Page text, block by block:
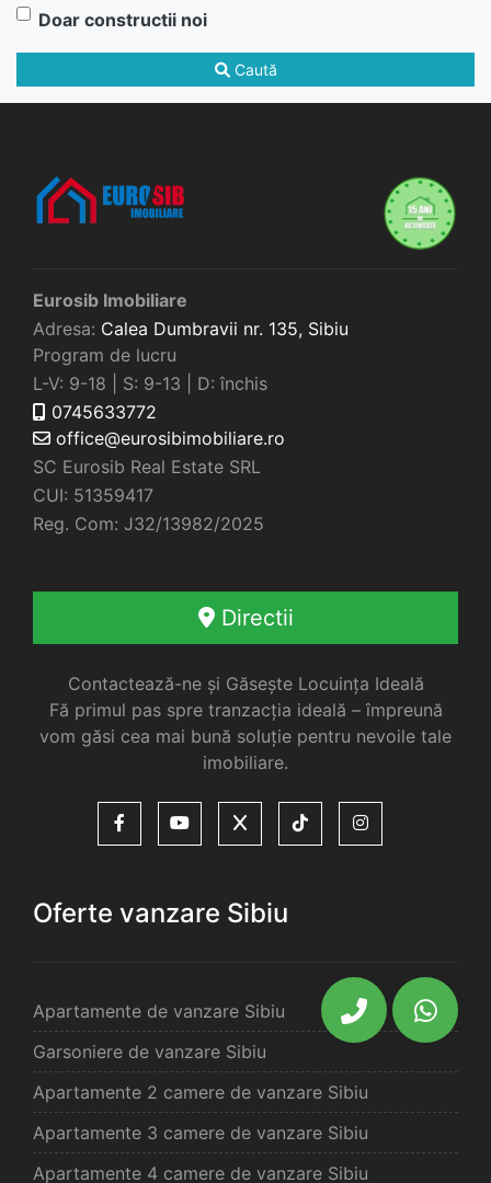
Doar constructii noi
Caută
Eurosib Imobiliare
Adresa: Calea Dumbravii nr. 135, Sibiu
Program de lucru
L-V: 9-18 | S: 9-13 | D: închis
0745633772
office@eurosibimobiliare.ro
SC Eurosib Real Estate SRL
CUI: 51359417
Reg. Com: J32/13982/2025
Directii
Contactează-ne și Găsește Locuința Ideală
Fă primul pas spre tranzacția ideală – împreună
vom găsi cea mai bună soluție pentru nevoile tale
imobiliare.
Oferte vanzare Sibiu
Apartamente de vanzare Sibiu
Garsoniere de vanzare Sibiu
Apartamente 2 camere de vanzare Sibiu
Apartamente 3 camere de vanzare Sibiu
Apartamente 4 camere de vanzare Sibiu